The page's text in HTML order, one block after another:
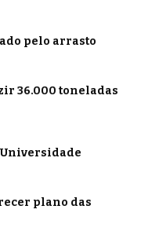
pelo arrasto
36.000 toneladas
plano das